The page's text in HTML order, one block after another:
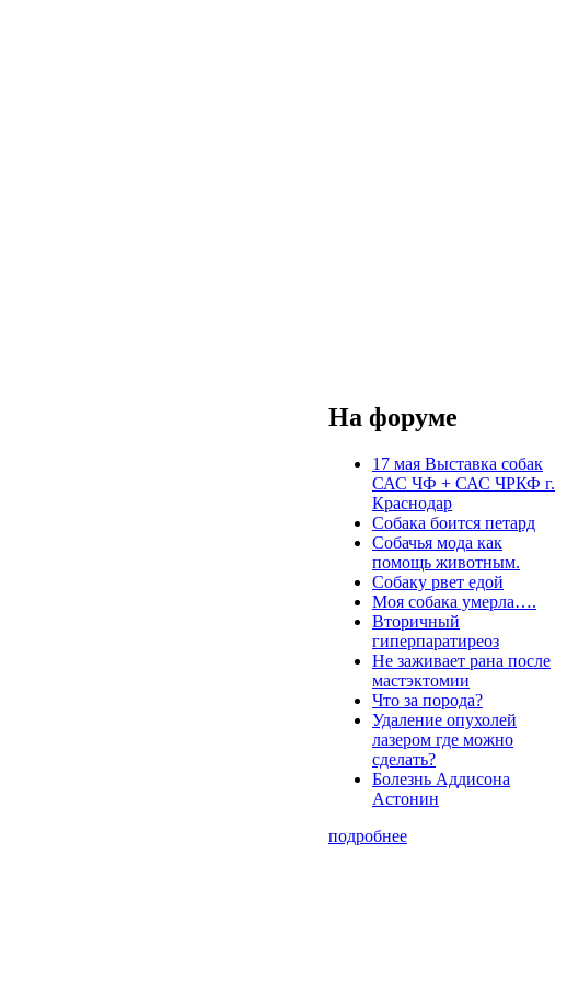
На форуме
17 мая Выставка собак
САС ЧФ + САС ЧРКФ г.
Краснодар
Собака боится петард
Собачья мода как
помощь животным.
Собаку рвет едой
Моя собака умерла….
Вторичный
гиперпаратиреоз
Не заживает рана после
мастэктомии
Что за порода?
Удаление опухолей
лазером где можно
сделать?
Болезнь Аддисона
Астонин
подробнее